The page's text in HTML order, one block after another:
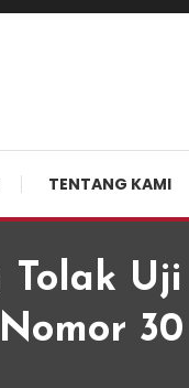
TENTANG KAMI
Nomor